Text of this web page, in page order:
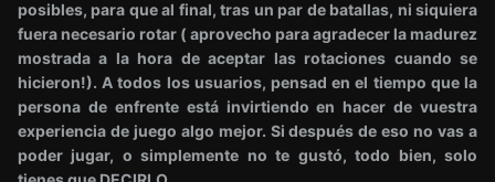
posibles, para que al final, tras un par de batallas, ni siquiera
fuera necesario rotar ( aprovecho para agradecer la madurez
mostrada a la hora de aceptar las rotaciones cuando se
hicieron!). A todos los usuarios, pensad en el tiempo que la
persona de enfrente está invirtiendo en hacer de vuestra
experiencia de juego algo mejor. Si después de eso no vas a
poder jugar, o simplemente no te gustó, todo bien, solo